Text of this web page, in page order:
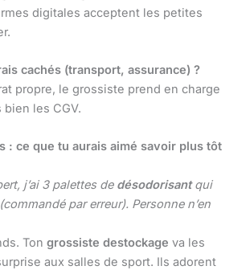
digitales acceptent les petites
cachés (transport, assurance) ?
propre, le grossiste prend en charge
bien les CGV.
: ce que tu aurais aimé savoir plus tôt
j’ai 3 palettes de désodorisantqui
par erreur). Personne n’en
Ton grossiste destockage va les
aux salles de sport. Ils adorent